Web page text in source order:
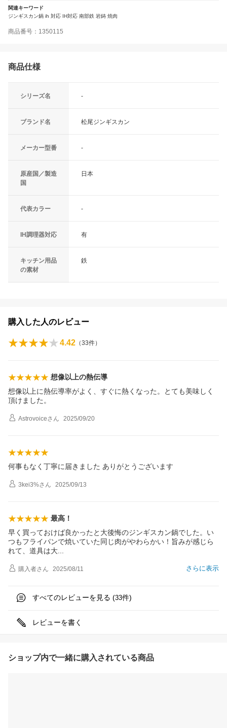
関連キーワード
ジンギスカン鍋 ih 対応 IH対応 南部鉄 岩鋳 焼肉
商品番号：1350115
商品仕様
シリーズ名 -
ブランド名 松尾ジンギスカン
メーカー型番 -
原産国／製造
国
日本
代表カラー -
IH調理器対応 有
キッチン用品
の素材
鉄
購入した人のレビュー
4.42 （33件）
想像以上の熱伝導
想像以上に熱伝導率がよく、すぐに熱くなった。とても美味しく
頂けました。
Astrovoiceさん 2025/09/20
何事もなく丁寧に届きました ありがとうございます
3kei3%さん 2025/09/13
最高！
早く買っておけば良かったと大後悔のジンギスカン鍋でした。い
つもフライパンで焼いていた同じ肉がやわらかい！旨みが感じら
れて、道具は大
さらに表示
購入者さん 2025/08/11
すべてのレビューを見る (33件)
レビューを書く
ショップ内で一緒に購入されている商品